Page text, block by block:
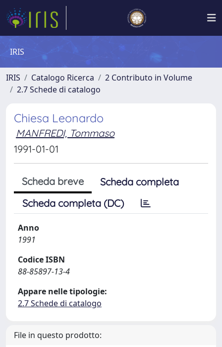
IRIS
IRIS Catalogo Ricerca
2 Contributo in Volume
2.7 Schede di catalogo
Chiesa Leonardo
MANFREDI, Tommaso
1991-01-01
Scheda breve
Scheda completa
Scheda completa (DC)
Anno
1991
Codice ISBN
88-85897-13-4
Appare nelle tipologie:
2.7 Schede di catalogo
File in questo prodotto: